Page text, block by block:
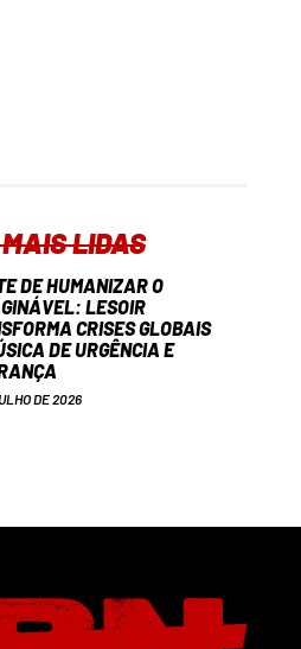
LIDAS
DE HUMANIZAR O
LESOIR
CRISES GLOBAIS
DE URGÊNCIA E
DE 2026